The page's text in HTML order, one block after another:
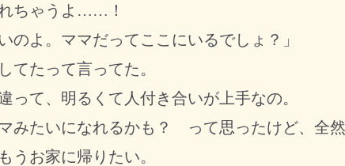
ちゃうよ……！
のよ。ママだってここにいるでしょ？」
たって言ってた。
て、明るくて人付き合いが上手なの。
みたいになれるかも？ って思ったけど、全
お家に帰りたい。